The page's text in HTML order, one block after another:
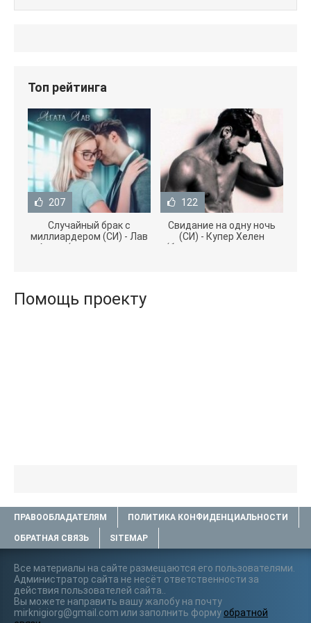
Топ рейтинга
207
Случайный брак с
миллиардером (СИ) - Лав
Агата (полная версия
122
Свидание на одну ночь
(СИ) - Купер Хелен
(бесплатные серии книг
Помощь проекту
ПРАВООБЛАДАТЕЛЯМ ПОЛИТИКА КОНФИДЕНЦИАЛЬНОСТИ
ОБРАТНАЯ СВЯЗЬ SITEMAP
Все материалы на сайте размещаются его пользователями.
Администратор сайта не несёт ответственности за
действия пользователей сайта..
Вы можете направить вашу жалобу на почту
mirknigiorg@gmail.com или заполнить форму обратной